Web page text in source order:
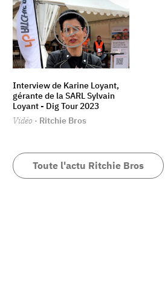
Interview de Karine Loyant,
gérante de la SARL Sylvain
Loyant - Dig Tour 2023
Vidéo · Ritchie Bros
Toute l'actu Ritchie Bros